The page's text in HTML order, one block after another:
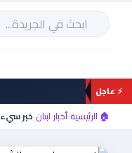
تخطي
المحتوى
بحث
⚡ عاجل
🏠 الرئيسية›أخبار لبنان›خبر
خبر سيء